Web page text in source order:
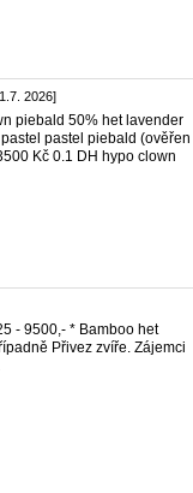
2026]
piebald 50% het lavender
pastel piebald (ověřen
Kč 0.1 DH hypo clown
- 9500,- * Bamboo het
Přivez zvíře. Zájemci